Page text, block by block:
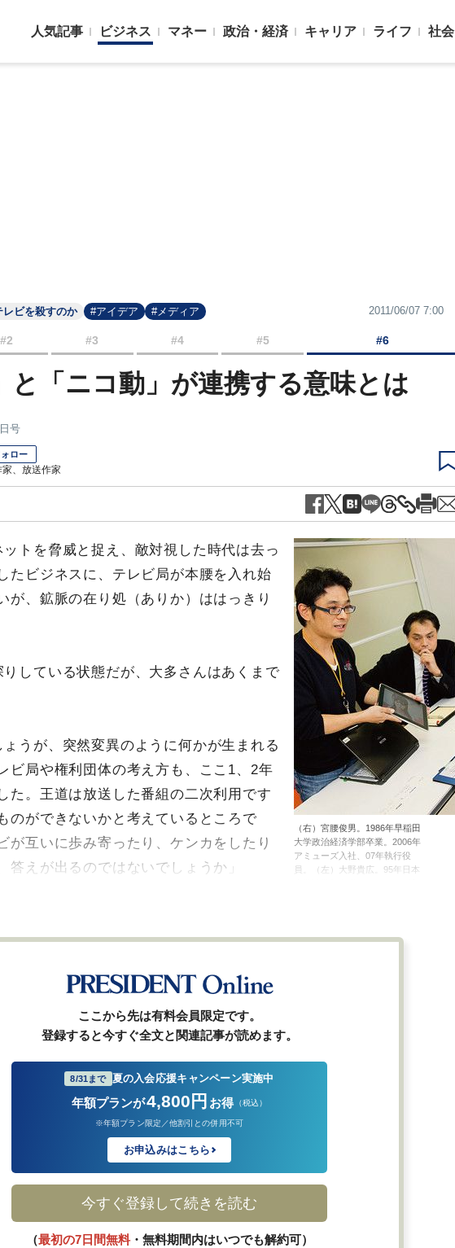
人気記事 ビジネス マネー 政治・経済 キャリア ライフ 社会
ビを殺すのか #アイデア #メディア 2011/06/07 7:00
#2 #3 #4 #5 #6
と「ニコ動」が連携する意味とは
号
ロー
、放送作家
（右）宮腰俊男。1986年早稲田
大学政治経済学部卒業。2006年
アミューズ入社、07年執行役
員。（左）大野貴広。95年日本
ットを脅威と捉え、敵対視した時代は去っ
たビジネスに、テレビ局が本腰を入れ始
が、鉱脈の在り処（ありか）ははっきり
している状態だが、大多さんはあくまで
ょうが、突然変異のように何かが生まれる
ビ局や権利団体の考え方も、ここ1、2年
た。王道は放送した番組の二次利用です
のができないかと考えているところで
が互いに歩み寄ったり、ケンカをしたり
答えが出るのではないでしょうか」
ここから先は有料会員限定です。
登録すると今すぐ全文と関連記事が読めます。
8/31まで 夏の入会応援キャンペーン実施中
年額プランが4,800円 お得 （税込）
※年額プラン限定／他割引との併用不可
お申込みはこちら
今すぐ登録して続きを読む
（最初の7日間無料・無料期間内はいつでも解約可）